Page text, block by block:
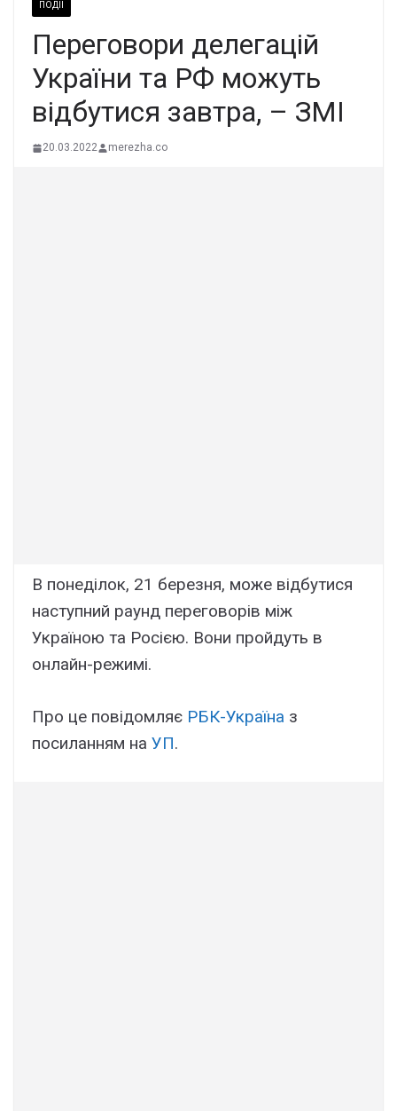
ПОДІЇ
Переговори делегацій
України та РФ можуть
відбутися завтра, – ЗМІ
20.03.2022 merezha.co
В понеділок, 21 березня, може відбутися
наступний раунд переговорів між
Україною та Росією. Вони пройдуть в
онлайн-режимі.
Про це повідомляє РБК-Україна з
посиланням на УП.